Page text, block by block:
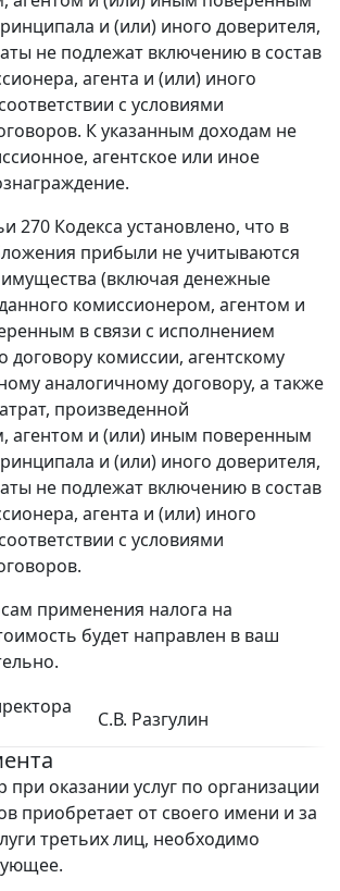
и (или) иного доверителя,
не подлежат включению в состав
агента и (или) иного
с условиями
К указанным доходам не
агентское или иное
270 Кодекса установлено, что в
прибыли не учитываются
(включая денежные
комиссионером, агентом и
в связи с исполнением
договору комиссии, агентскому
аналогичному договору, а также
произведенной
агентом и (или) иным поверенным
и (или) иного доверителя,
не подлежат включению в состав
агента и (или) иного
с условиями
применения налога на
будет направлен в ваш
С.В. Разгулин
при оказании услуг по организации
приобретает от своего имени и за
третьих лиц, необходимо